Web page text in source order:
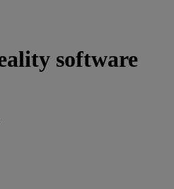
software